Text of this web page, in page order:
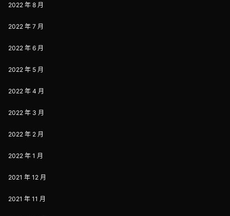
2022 年 8 月
2022 年 7 月
2022 年 6 月
2022 年 5 月
2022 年 4 月
2022 年 3 月
2022 年 2 月
2022 年 1 月
2021 年 12 月
2021 年 11 月